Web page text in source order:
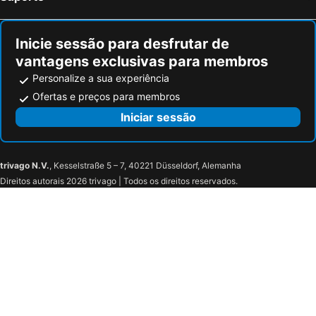
Inicie sessão para desfrutar de
vantagens exclusivas para membros
Personalize a sua experiência
Ofertas e preços para membros
Iniciar sessão
trivago N.V., Kesselstraße 5 – 7, 40221 Düsseldorf, Alemanha
Direitos autorais 2026 trivago | Todos os direitos reservados.